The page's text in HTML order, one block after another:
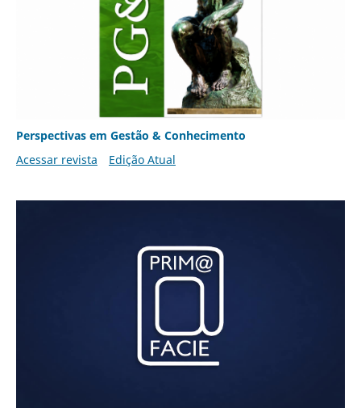
Perspectivas em Gestão & Conhecimento
Acessar revista
Edição Atual